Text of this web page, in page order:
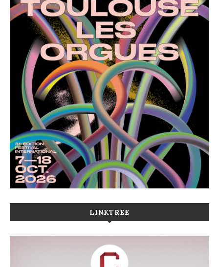
LINKTREE